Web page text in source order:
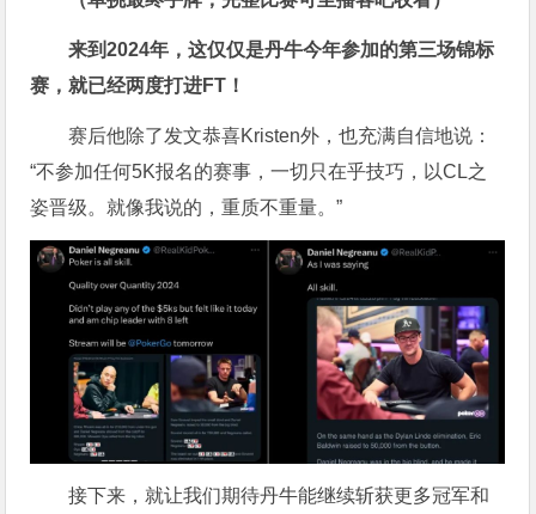
来到2024年，这仅仅是丹牛今年参加的第三场锦标
赛，就已经两度打进FT！
赛后他除了发文恭喜Kristen外，也充满自信地说：
“不参加任何5K报名的赛事，一切只在乎技巧，以CL之
姿晋级。就像我说的，重质不重量。”
接下来，就让我们期待丹牛能继续斩获更多冠军和